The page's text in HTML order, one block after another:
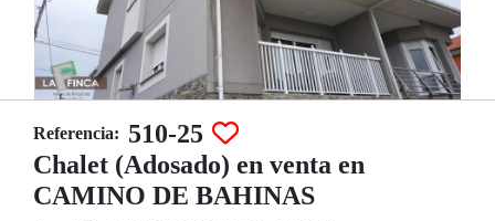
Referencia: 510-25
Chalet (Adosado) en venta en
CAMINO DE BAHINAS